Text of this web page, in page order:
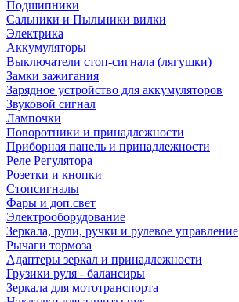
Подшипники
Сальники и Пыльники вилки
Электрика
Аккумуляторы
Выключатели стоп-сигнала (лягушки)
Замки зажигания
Зарядное устройство для аккумуляторов
Звуковой сигнал
Лампочки
Поворотники и принадлежности
Приборная панель и принадлежности
Реле Регулятора
Розетки и кнопки
Стопсигналы
Фары и доп.свет
Электрооборудование
Зеркала, рули, ручки и рулевое управление
Рычаги тормоза
Адаптеры зеркал и принадлежности
Грузики руля - балансиры
Зеркала для мототранспорта